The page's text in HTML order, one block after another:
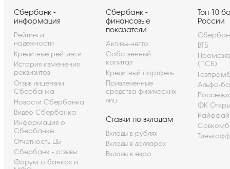
Сбербанк -
информация
Рейтинги
надежности
Кредитные рейтинги
История изменения
реквизитов
Отзыв лицензии
Сбербанка
Новости Сбербанка
Видео Сбербанка
Информация о
Сбербанке
Отчетность ЦБ
Сбербанк - отзывы
Форум о банках и
Сбербанк -
финансовые
показатели
Активы-нетто
Собственный
капитал
Кредитный портфель
Привлеченные
средства физических
лиц
Ставки по вкладам
Вклады в рублях
Вклады в долларах
Вклады в евро
Топ 10
России
ВТБ
(ПСБ)
Альфа-
ФК